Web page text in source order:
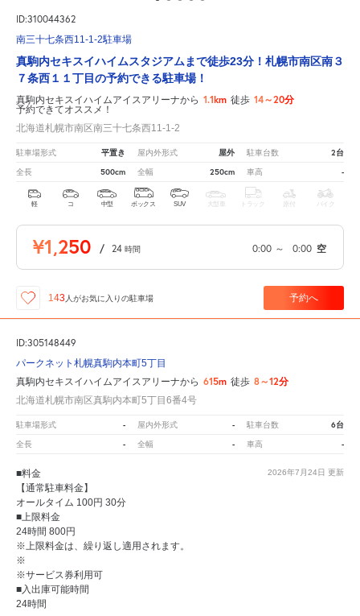
ID:310044362
南三十七条西11-1-2駐車場
真駒内セキスイハイムスタジアムまで徒歩23分！札幌市南区南３
７条西１１丁目の予約できる駐車場！
真駒内セキスイハイムアイスアリーナから 1.1km 徒歩 14～20分
予約できてオススメ！
北海道札幌市南区南三十七条西11-1-2
駐車場形式 平置き 屋内外形式 屋外 駐車台数 2台
全長 500cm 全幅 250cm 車高 -
軽 コ 中型 ボックス SUV 大型車 トラック 原付 バイク
¥1,250 / 24 時間 0:00 ～ 0:00 空
143人がお気に入りの駐車場 予約へ
ID:305148449
パークネット札幌真駒内本町5丁目
真駒内セキスイハイムアイスアリーナから 615m 徒歩 8～12分
北海道札幌市南区真駒内本町5丁目6番4号
駐車場形式 - 屋内外形式 - 駐車台数 6台
全長 - 全幅 - 車高 -
2026年7月24日 更新
■料金
【通常駐車料金】
オールタイム 100円 30分
■上限料金
24時間 800円
※上限料金は、繰り返し適用されます。
※
※サービス券利用可
■入出庫可能時間
24時間